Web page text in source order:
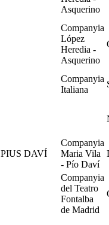
Asquerino
Companyia
López
Heredia -
Asquerino
Companyia
Italiana
PIUS DAVÍ
Companyia
Maria Vila
- Pío Daví
Companyia
del Teatro
Fontalba
de Madrid